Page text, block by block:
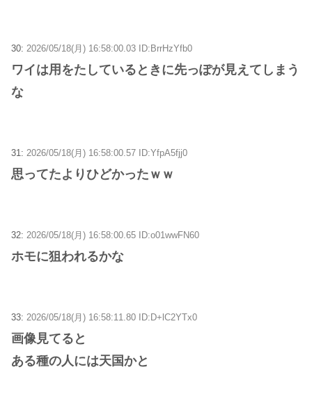
30: 2026/05/18(月) 16:58:00.03 ID:BrrHzYfb0
ワイは用をたしているときに先っぽが見えてしまう
な
31: 2026/05/18(月) 16:58:00.57 ID:YfpA5fjj0
思ってたよりひどかったｗｗ
32: 2026/05/18(月) 16:58:00.65 ID:o01wwFN60
ホモに狙われるかな
33: 2026/05/18(月) 16:58:11.80 ID:D+lC2YTx0
画像見てると
ある種の人には天国かと